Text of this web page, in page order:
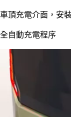
車頂充電介面，安
全自動充電程序